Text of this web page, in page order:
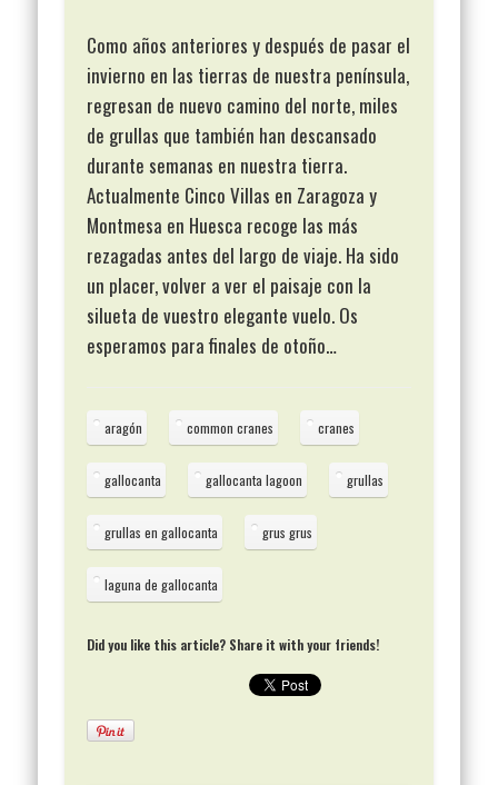
Como años anteriores y después de pasar el
invierno en las tierras de nuestra península,
regresan de nuevo camino del norte, miles
de grullas que también han descansado
durante semanas en nuestra tierra.
Actualmente Cinco Villas en Zaragoza y
Montmesa en Huesca recoge las más
rezagadas antes del largo de viaje. Ha sido
un placer, volver a ver el paisaje con la
silueta de vuestro elegante vuelo. Os
esperamos para finales de otoño…
aragón common cranes cranes
gallocanta gallocanta lagoon grullas
grullas en gallocanta grus grus
laguna de gallocanta
Did you like this article? Share it with your friends!